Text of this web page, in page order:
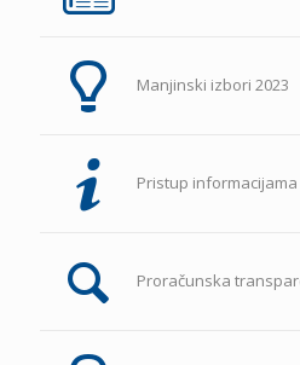
Manjinski izbori 2023
Pristup
Proračunska